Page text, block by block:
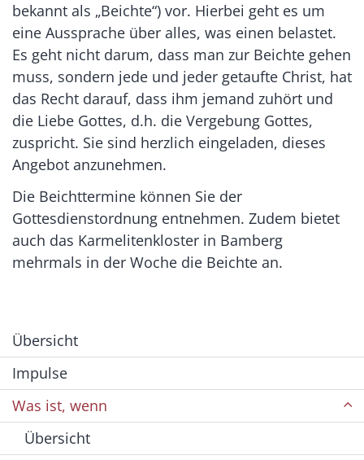
bekannt als „Beichte“) vor. Hierbei geht es um
eine Aussprache über alles, was einen belastet.
Es geht nicht darum, dass man zur Beichte gehen
muss, sondern jede und jeder getaufte Christ, hat
das Recht darauf, dass ihm jemand zuhört und
die Liebe Gottes, d.h. die Vergebung Gottes,
zuspricht. Sie sind herzlich eingeladen, dieses
Angebot anzunehmen.
Die Beichttermine können Sie der
Gottesdienstordnung entnehmen. Zudem bietet
auch das Karmelitenkloster in Bamberg
mehrmals in der Woche die Beichte an.
Übersicht
Impulse
Was ist, wenn
Übersicht